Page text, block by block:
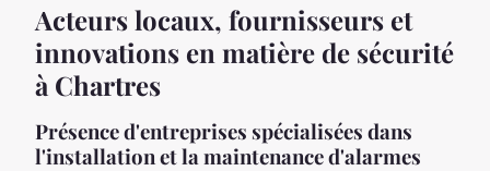
Acteurs locaux, fournisseurs et
innovations en matière de sécurité
à Chartres
Présence d'entreprises spécialisées dans
l'installation et la maintenance d'alarmes